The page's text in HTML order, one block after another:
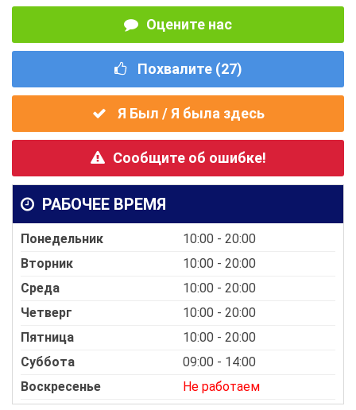
Оцените нас
Похвалите (27)
Я Был / Я была здесь
Сообщите об ошибке!
РАБОЧЕЕ ВРЕМЯ
Понедельник
10:00 - 20:00
Вторник
10:00 - 20:00
Среда
10:00 - 20:00
Четверг
10:00 - 20:00
Пятница
10:00 - 20:00
Суббота
09:00 - 14:00
Воскресенье
Не работаем